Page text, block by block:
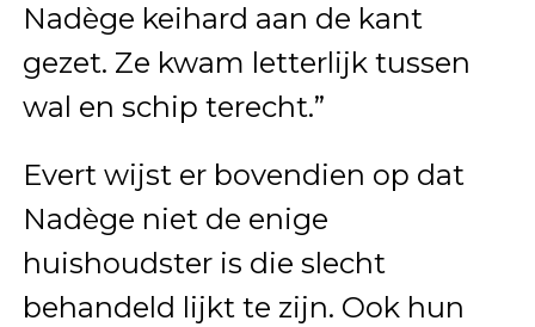
Nadège keihard aan de kant
gezet. Ze kwam letterlijk tussen
wal en schip terecht.”
Evert wijst er bovendien op dat
Nadège niet de enige
huishoudster is die slecht
behandeld lijkt te zijn. Ook hun